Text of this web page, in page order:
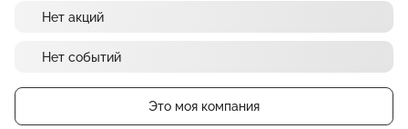
Нет акций
Нет событий
Это моя компания